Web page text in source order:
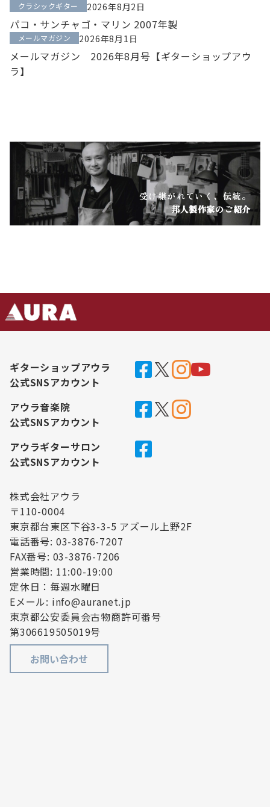
2026年8月2日
クラシックギター
パコ・サンチャゴ・マリン 2007年製
2026年8月1日
メールマガジン
メールマガジン 2026年8月号【ギターショップアウ
ラ】
受け継がれていく、伝統。
邦人製作家のご紹介
ギターショップアウラ
公式SNSアカウント
アウラ音楽院
公式SNSアカウント
アウラギターサロン
公式SNSアカウント
株式会社アウラ
〒110-0004
東京都台東区下谷3-3-5 アズール上野2F
電話番号: 03-3876-7207
FAX番号: 03-3876-7206
営業時間: 11:00-19:00
定休日：毎週水曜日
Eメール: info@auranet.jp
東京都公安委員会古物商許可番号
第306619505019号
お問い合わせ